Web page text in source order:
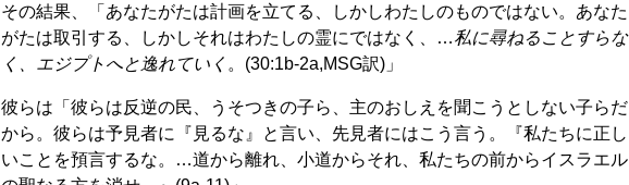
その結果、「あなたがたは計画を立てる、しかしわたしのものではない。あなた
がたは取引する、しかしそれはわたしの霊にではなく、…私に尋ねることすらな
く、エジプトへと逸れていく 。(30:1b-2a,MSG訳)」
彼らは「彼らは反逆の民、うそつきの子ら、主のおしえを聞こうとしない子らだ
から。彼らは予見者に『見るな』と言い、先見者にはこう言う。『私たちに正し
いことを預言するな。…道から離れ、小道からそれ、私たちの前からイスラエル